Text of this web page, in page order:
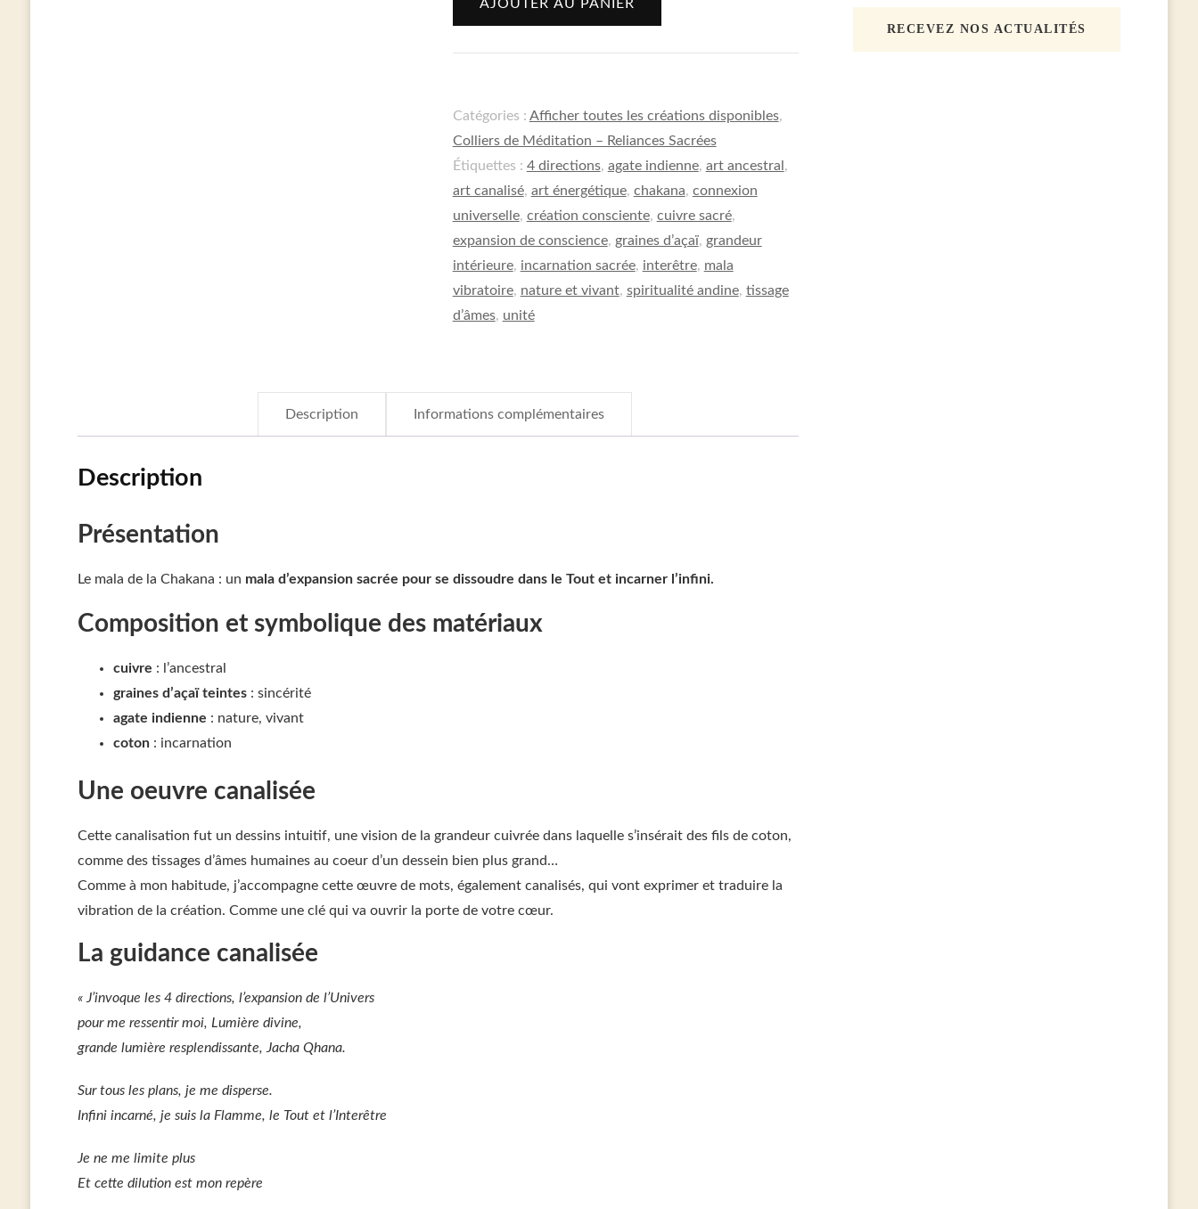
CHAKANA
|
Expansion
reliance
au
Tout
AJOUTER AU PANIER
Catégories : Afficher toutes les créations disponibles,
Colliers de Méditation – Reliances Sacrées
Étiquettes : 4 directions, agate indienne, art ancestral ,
art canalisé, art énergétique, chakana, connexion
universelle, création consciente, cuivre sacré,
expansion de conscience, graines d’açaï, grandeur
intérieure, incarnation sacrée, interêtre, mala
vibratoire, nature et vivant, spiritualité andine, tissage
d’âmes, unité
Description Informations complémentaires
Description
Présentation
Le mala de la Chakana : un mala d’expansion sacrée pour se dissoudre dans le Tout et incarner l’infini.
Composition et symbolique des matériaux
cuivre : l’ancestral
graines d’açaï teintes: sincérité
agate indienne : nature, vivant
coton: incarnation
Une oeuvre canalisée
Cette canalisation fut un dessins intuitif, une vision de la grandeur cuivrée dans laquelle s’insérait des fils de coton,
comme des tissages d’âmes humaines au coeur d’un dessein bien plus grand…
Comme à mon habitude, j’accompagne cette œuvre de mots, également canalisés, qui vont exprimer et traduire la
vibration de la création. Comme une clé qui va ouvrir la porte de votre cœur.
La guidance canalisée
« J’invoque les 4 directions, l’expansion de l’Univers
pour me ressentir moi, Lumière divine,
grande lumière resplendissante, Jacha Qhana.
Sur tous les plans, je me disperse.
Infini incarné, je suis la Flamme, le Tout et l’Interêtre
Je ne me limite plus
Et cette dilution est mon repère
RECEVEZ NOS ACTUALITÉS